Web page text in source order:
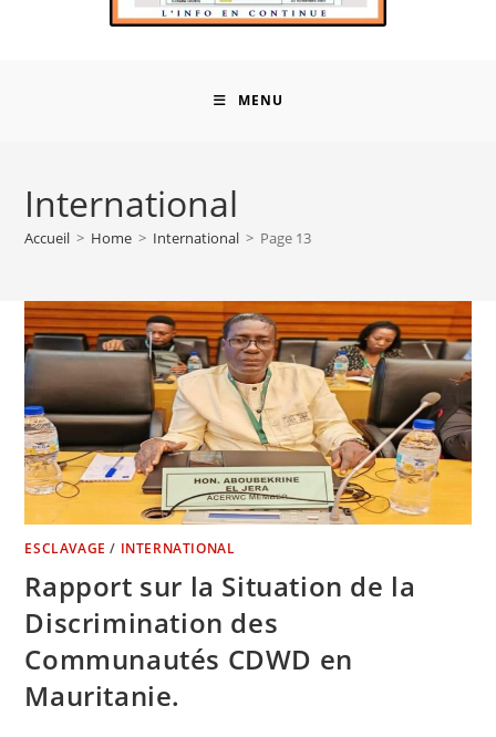
MENU
International
Accueil > Home > International > Page 13
ESCLAVAGE / INTERNATIONAL
Rapport sur la Situation de la
Discrimination des
Communautés CDWD en
Mauritanie.